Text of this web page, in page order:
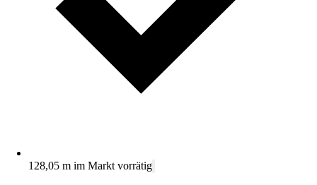
128,05 m im Markt vorrätig